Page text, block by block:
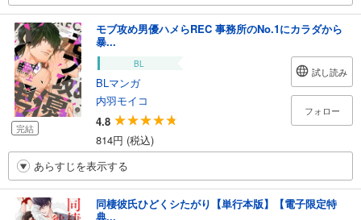
完結
モブ攻め男優ハメらREC 事務所のNo.1にカラダから
暴...
BL
BLマンガ
内羽モイコ
4.8
814円 (税込)
試し読み
フォロー
あらすじを表示する
同棲彼氏ひどくシたがり【単行本版】【電子限定特
典...